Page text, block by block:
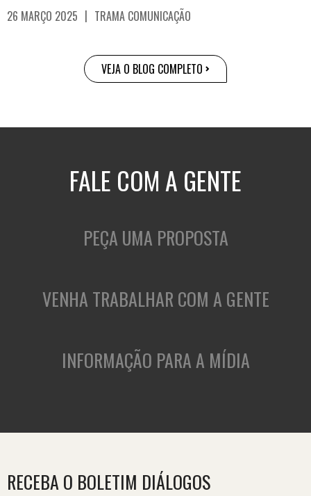
26 MARÇO 2025 | TRAMA COMUNICAÇÃO
VEJA O BLOG COMPLETO
FALE COM A GENTE
PEÇA UMA PROPOSTA
VENHA TRABALHAR COM A GENTE
INFORMAÇÃO PARA A MÍDIA
RECEBA O BOLETIM DIÁLOGOS